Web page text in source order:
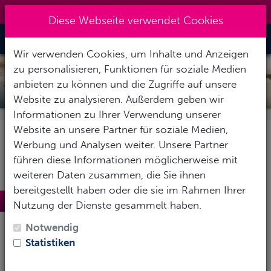
Toggle
BALI
Bali
Die westlichste der kleinen Sunda Inseln ist
gleichzeitig die bekannteste. Touristisch erschlossen
Diese Webseite verwendet Cookies
Wir verwenden Cookies, um Inhalte und Anzeigen
zu personalisieren, Funktionen für soziale Medien
anbieten zu können und die Zugriffe auf unsere
Website zu analysieren. Außerdem geben wir
Informationen zu Ihrer Verwendung unserer
Website an unsere Partner für soziale Medien,
Werbung und Analysen weiter. Unsere Partner
führen diese Informationen möglicherweise mit
weiteren Daten zusammen, die Sie ihnen
bereitgestellt haben oder die sie im Rahmen Ihrer
Nutzung der Dienste gesammelt haben.
Notwendig
Statistiken